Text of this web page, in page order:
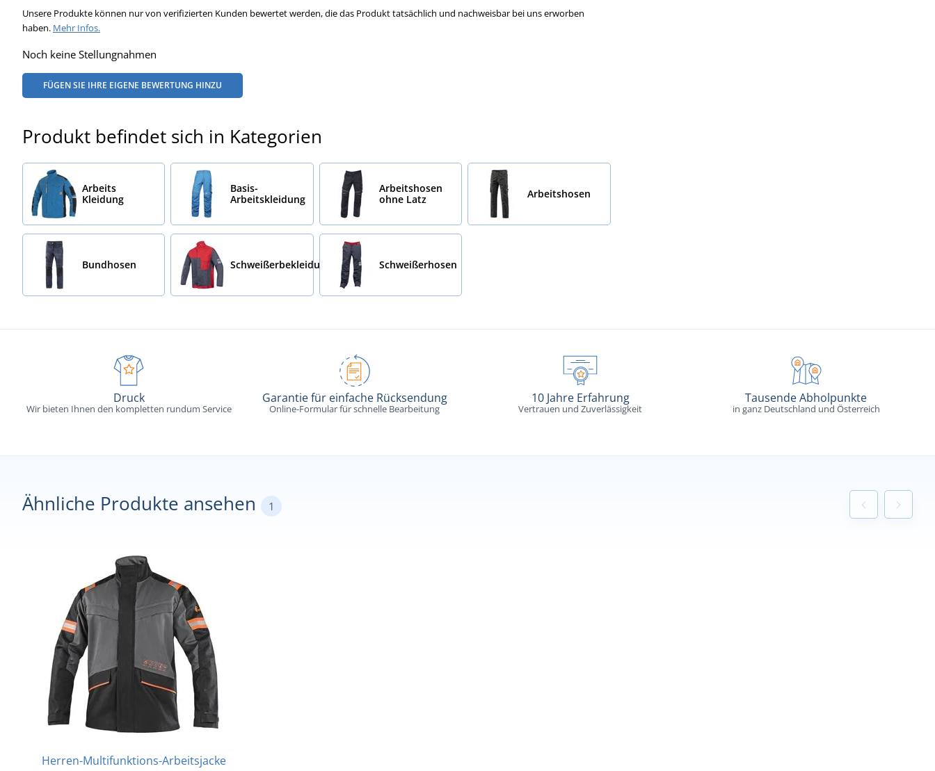
Unsere Produkte können nur von verifizierten Kunden bewertet werden, die das Produkt tatsächlich und nachweisbar bei uns erworben
haben. Mehr Infos.
Noch keine Stellungnahmen
FÜGEN SIE IHRE EIGENE BEWERTUNG HINZU
Produkt befindet sich in Kategorien
Arbeits
Kleidung
Basis-
Arbeitskleidung
Arbeitshosen
ohne Latz
Arbeitshosen
Bundhosen Schweißerbekleidung Schweißerhosen
Druck
Wir bieten Ihnen den kompletten rundum Service
Garantie für einfache Rücksendung
Online-Formular für schnelle Bearbeitung
10 Jahre Erfahrung
Vertrauen und Zuverlässigkeit
Tausende Abholpunkte
in ganz Deutschland und Österreich
Ähnliche Produkte ansehen 1
Herren-Multifunktions-Arbeitsjacke